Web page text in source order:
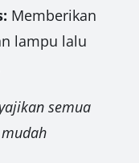
Memberikan
lampu lalu
semua